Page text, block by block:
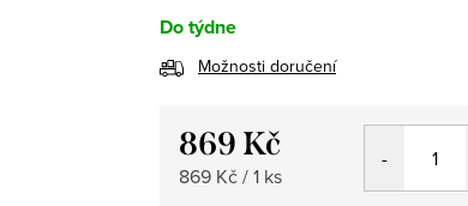
Do týdne
Možnosti doručení
869 Kč
Měrná
869 Kč / 1 ks